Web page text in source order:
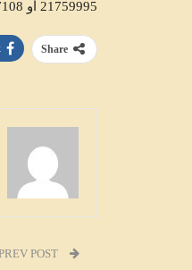
21759995 أو 8867108
Share